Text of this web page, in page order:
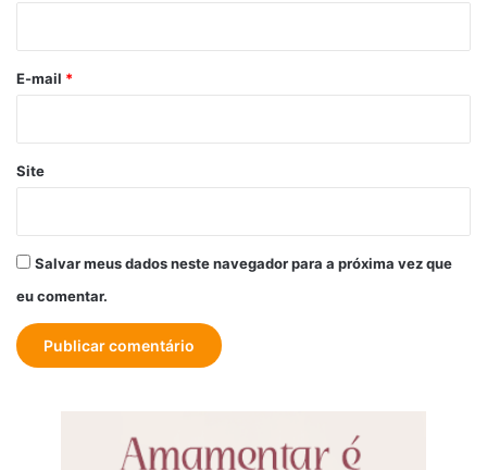
*
E-mail *
Site
Salvar meus dados neste navegador para a próxima vez que
eu comentar.